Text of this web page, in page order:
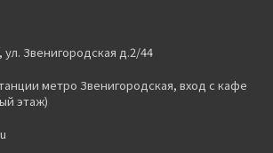
Звенигородская д.2/44
метро Звенигородская, вход с кафе
этаж)